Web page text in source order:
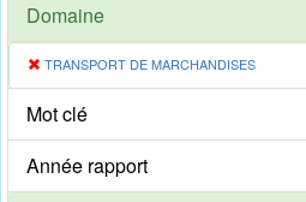
Domaine
TRANSPORT DE MARCHANDISES
Mot clé
Année rapport